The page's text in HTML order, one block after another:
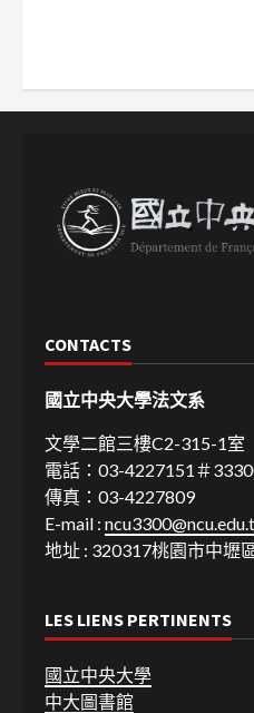
CONTACTS
國立中央大學法文系
文學二館三樓C2-315-1室
電話：03-4227151＃
傳真：03-4227809
E-mail :
地址 : 320317桃園市中壢
LES LIENS PERTINENTS
國立中央大學
中大圖書館